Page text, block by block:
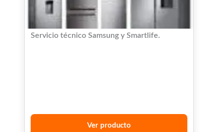
Servicio técnico Samsung y Smartlife.
Ver producto